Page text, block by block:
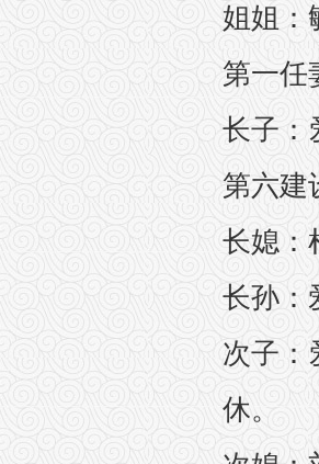
姐姐：
第一任
长子：
第六建
长媳：
长孙：
次子：
休。